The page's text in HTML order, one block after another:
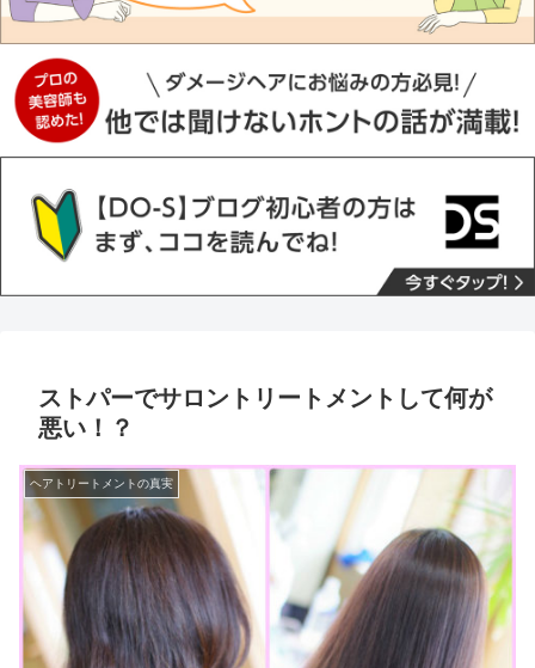
ストパーでサロントリートメントして何が
悪い！？
ヘアトリートメントの真実